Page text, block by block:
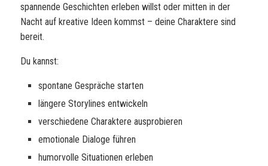
spannende Geschichten erleben willst oder mitten in der
Nacht auf kreative Ideen kommst – deine Charaktere sind
bereit.
Du kannst:
spontane Gespräche starten
längere Storylines entwickeln
verschiedene Charaktere ausprobieren
emotionale Dialoge führen
humorvolle Situationen erleben